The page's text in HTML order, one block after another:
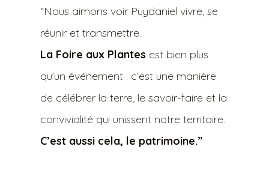
“Nous aimons voir Puydaniel vivre, se
réunir et transmettre.
La Foire aux Plantes est bien plus
qu’un événement : c’est une manière
de célébrer la terre, le savoir-faire et la
convivialité qui unissent notre territoire.
C’est aussi cela, le patrimoine.”